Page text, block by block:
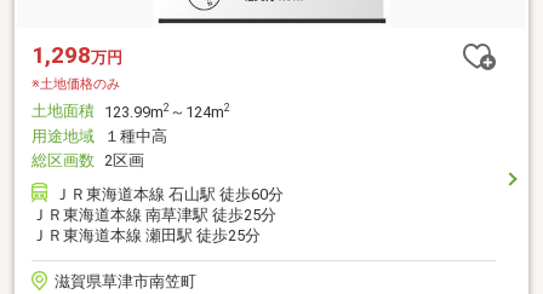
1,298万円
※土地価格のみ
土地面積 123.99m2 ～124m2
用途地域
１種中高
総区画数 2区画
ＪＲ東海道本線 石山駅 徒歩60分
ＪＲ東海道本線 南草津駅 徒歩25分
ＪＲ東海道本線 瀬田駅 徒歩25分
滋賀県草津市南笠町